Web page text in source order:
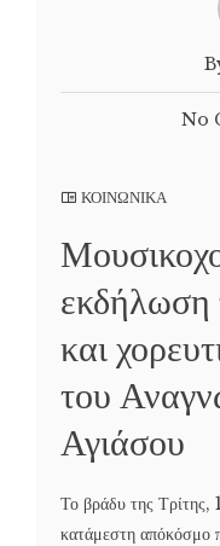
No
ΚΟΙΝΩΝΙΚΑ
εκδήλωση
και
του
Αγιάσου
Το βράδυ της
κατάμεστη απόκόσμο